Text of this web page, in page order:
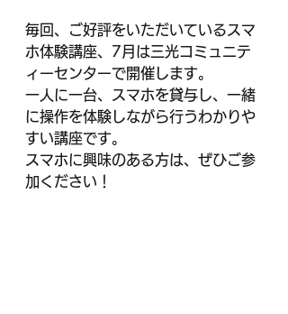
毎回、ご好評をいただいているスマ
ホ体験講座、7月は三光コミュニテ
ィーセンターで開催します。
一人に一台、スマホを貸与し、一緒
に操作を体験しながら行うわかりや
すい講座です。
スマホに興味のある方は、ぜひご参
加ください！